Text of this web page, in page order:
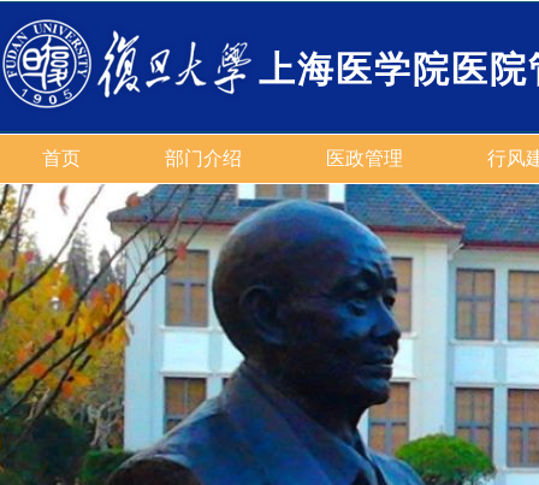
上海医学院医院
首页 部门介绍 医政管理 行风